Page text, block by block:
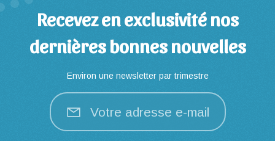
Recevez en exclusivité nos
dernières bonnes nouvelles
Environ une newsletter par trimestre
Votre adresse e-mail